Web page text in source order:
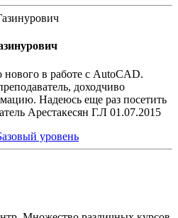
в работе с AutoCAD.
доходчиво
Надеюсь еще раз посетить
Арестакесян Г.Л 01.07.2015
уровень